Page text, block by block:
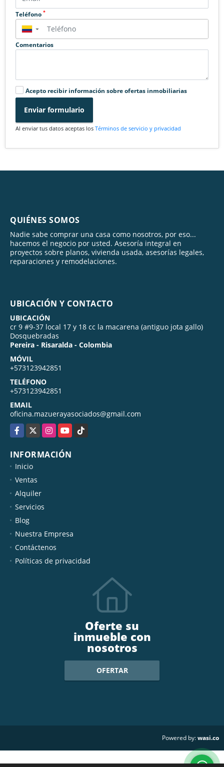
Teléfono *
▼
Comentarios
Acepto recibir información sobre ofertas inmobiliarias
Enviar formulario
Al enviar tus datos aceptas los Términos de servicio y privacidad
QUIÉNES SOMOS
Nadie sabe comprar una casa como nosotros, por eso...
hacemos el negocio por usted. Asesoría integral en
proyectos sobre planos, vivienda usada, asesorías legales,
reparaciones y remodelaciones.
UBICACIÓN Y CONTACTO
UBICACIÓN
cr 9 #9-37 local 17 y 18 cc la macarena (antiguo jota gallo)
Dosquebradas
Pereira - Risaralda - Colombia
MÓVIL
+573123942851
TELÉFONO
+573123942851
EMAIL
oficina.mazuerayasociados@gmail.com
Facebook
X InstagramYouTubeTikTok
INFORMACIÓN
Inicio
Ventas
Alquiler
Servicios
Blog
Nuestra Empresa
Contáctenos
Políticas de privacidad
Oferte su
inmueble con
nosotros
OFERTAR
Powered by:wasi.co